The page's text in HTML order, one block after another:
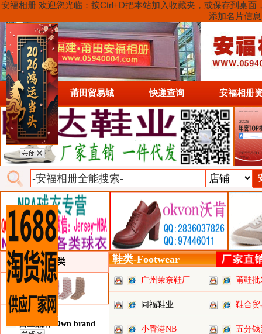
安福相册 欢迎您光临：按Ctrl+D把本站加入收藏夹，或保存到桌
添加名片信
首页 莆田贸易城 快递查询 安福相册
类目详细分类
自主品牌-Own brand
鞋类-Footwear
广州茉奈鞋厂 莆鞋批
同福鞋业 鞋合贸
小香港NB 五分钱